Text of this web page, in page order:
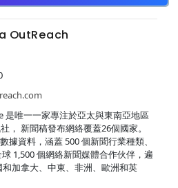
OutReach
是唯一一家專注於亞太與東南亞地區
， 新聞稿發布網絡覆蓋26個國家。
據資料，涵蓋 500 個新聞行業種類、
1,500 個網絡新聞媒體合作伙伴，遍
加拿大、中東、非洲、歐洲和英